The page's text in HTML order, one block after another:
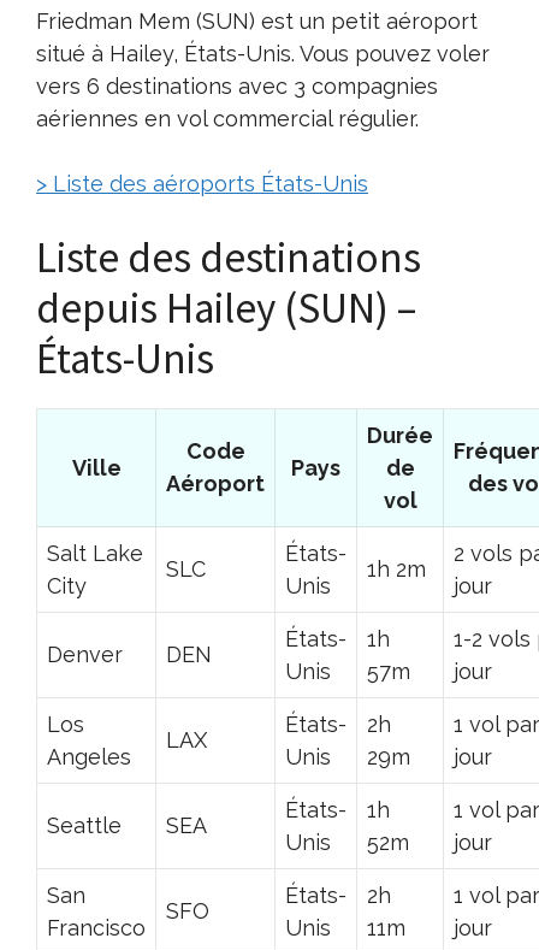
Friedman Mem (SUN) est un petit aéroport
situé à Hailey, États-Unis. Vous pouvez voler
vers 6 destinations avec 3 compagnies
aériennes en vol commercial régulier.
> Liste des aéroports États-Unis
Liste des destinations
depuis Hailey (SUN) –
États-Unis
Ville
Code
Aéroport
Pays
Durée
de
vol
des
Salt Lake
City
SLC
États-
Unis
1h 2m
2 vols
jour
Denver DEN
États-
Unis
1h
57m
1-2 vols
jour
Los
Angeles
LAX
États-
Unis
2h
29m
1 vol par
jour
Seattle SEA
États-
Unis
1h
52m
1 vol par
jour
San
Francisco
SFO
États-
Unis
2h
11m
1 vol par
jour